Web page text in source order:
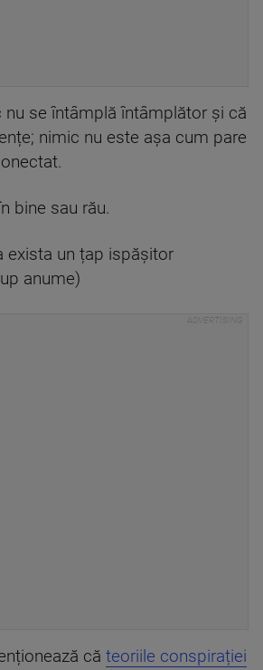
nu se întâmplă întâmplător și că
nimic nu este așa cum pare
bine sau rău.
exista un țap ispășitor
anume)
că teoriile conspirației